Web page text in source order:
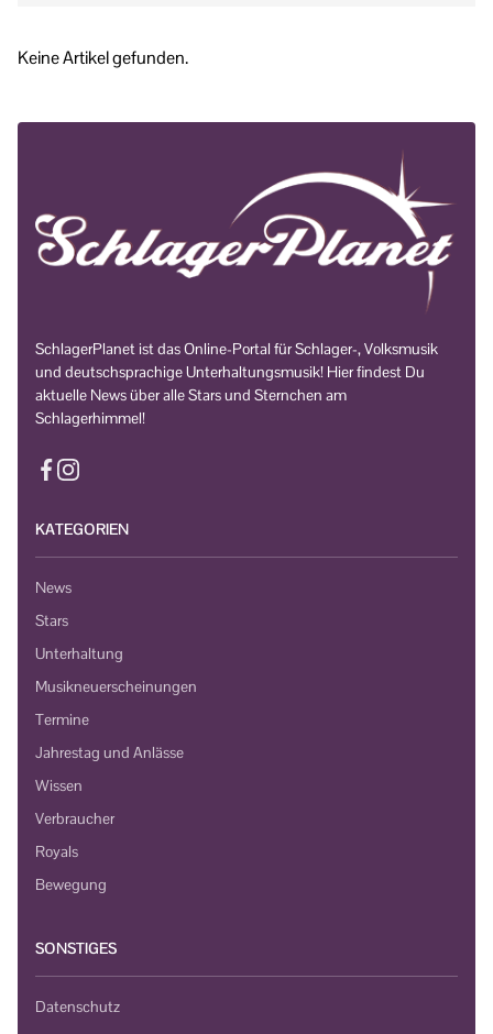
Keine Artikel gefunden.
SchlagerPlanet ist das Online-Portal für Schlager-, Volksmusik
und deutschsprachige Unterhaltungsmusik! Hier findest Du
aktuelle News über alle Stars und Sternchen am
Schlagerhimmel!
KATEGORIEN
News
Stars
Unterhaltung
Musikneuerscheinungen
Termine
Jahrestag und Anlässe
Wissen
Verbraucher
Royals
Bewegung
SONSTIGES
Datenschutz